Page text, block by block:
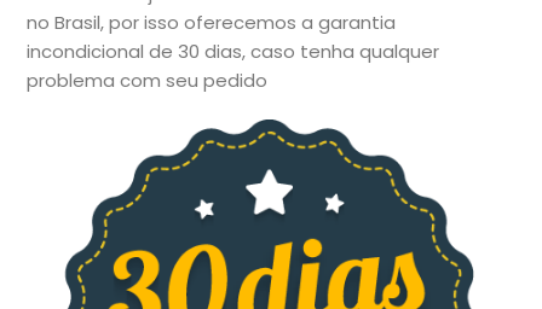
no Brasil, por isso oferecemos a garantia
incondicional de 30 dias, caso tenha qualquer
problema com seu pedido